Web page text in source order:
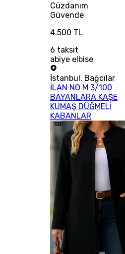
Cüzdanım
Güvende
4.500 TL
6 taksit
abiye elbise
İstanbul, Bağcılar
İLAN NO M 3/100
BAYANLARA KAŞE
KUMAŞ DÜĞMELİ
KABANLAR